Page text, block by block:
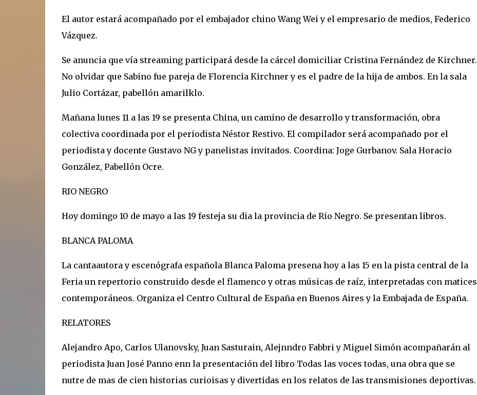
El autor estará acompañado por el embajador chino Wang Wei y el empresario de medios, Federico
Vázquez.
Se anuncia que vía streaming participará desde la cárcel domiciliar Cristina Fernández de Kirchner.
No olvidar que Sabino fue pareja de Florencia Kirchner y es el padre de la hija de ambos. En la sala
Julio Cortázar, pabellón amarilklo.
Mañana lunes 11 a las 19 se presenta China, un camino de desarrollo y transformación, obra
colectiva coordinada por el periodista Néstor Restivo. El compilador será acompañado por el
periodista y docente Gustavo NG y panelistas invitados. Coordina: Joge Gurbanov. Sala Horacio
González, Pabellón Ocre.
RIO NEGRO
Hoy domingo 10 de mayo a las 19 festeja su dia la provincia de Rio Negro. Se presentan libros.
BLANCA PALOMA
La cantaautora y escenógrafa española Blanca Paloma presena hoy a las 15 en la pista central de la
Feria un repertorio construido desde el flamenco y otras músicas de raíz, interpretadas con matices
contemporáneos. Organiza el Centro Cultural de España en Buenos Aires y la Embajada de España.
RELATORES
Alejandro Apo, Carlos Ulanovsky, Juan Sasturain, Alejnndro Fabbri y Miguel Simón acompañarán al
periodista Juan José Panno enn la presentación del libro Todas las voces todas, una obra que se
nutre de mas de cien historias curioisas y divertidas en los relatos de las transmisiones deportivas.